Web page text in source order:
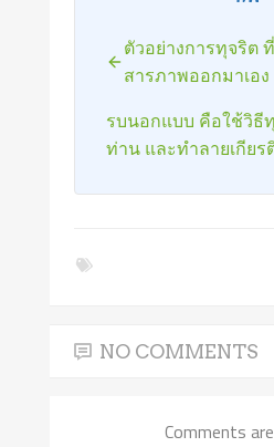
ตัวอย่างการทุจริต
สารภาพออกมาเอง
รบนอกแบบ คือใช้วิธี
ท่าน และทำลายเกียร
NO COMMENTS
Comments